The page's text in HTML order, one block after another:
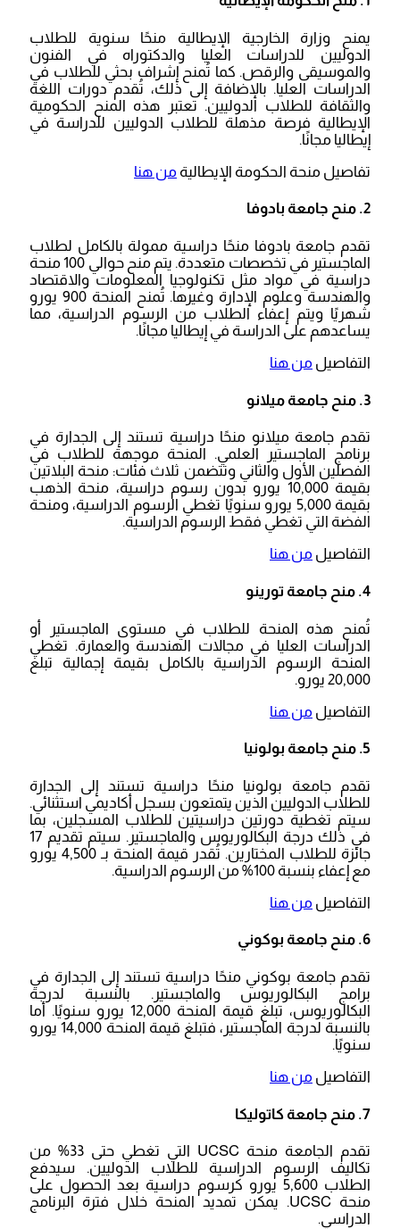
يمنح وزارة الخارجية الإيطالية منحًا سنوية للطلاب
الدوليين للدراسات العليا والدكتوراه في الفنون
والموسيقى والرقص. كما تُمنح إشراف بحثي للطلاب في
الدراسات العليا. بالإضافة إلى ذلك، تُقدم دورات اللغة
والثقافة للطلاب الدوليين. تعتبر هذه المنح الحكومية
الإيطالية فرصة مذهلة للطلاب الدوليين للدراسة في
إيطاليا مجانًا.
تفاصيل منحة الحكومة الإيطالية من هنا
2. منح جامعة بادوفا
تقدم جامعة بادوفا منحًا دراسية ممولة بالكامل لطلاب
الماجستير في تخصصات متعددة. يتم منح حوالي 100 منحة
دراسية في مواد مثل تكنولوجيا المعلومات والاقتصاد
والهندسة وعلوم الإدارة وغيرها. تُمنح المنحة 900 يورو
شهريًا ويتم إعفاء الطلاب من الرسوم الدراسية، مما
يساعدهم على الدراسة في إيطاليا مجانًا.
التفاصيل من هنا
3. منح جامعة ميلانو
تقدم جامعة ميلانو منحًا دراسية تستند إلى الجدارة في
برنامج الماجستير العلمي. المنحة موجهة للطلاب في
الفصلين الأول والثاني وتتضمن ثلاث فئات: منحة البلاتين
بقيمة 10,000 يورو بدون رسوم دراسية، منحة الذهب
بقيمة 5,000 يورو سنويًا تغطي الرسوم الدراسية، ومنحة
الفضة التي تغطي فقط الرسوم الدراسية.
التفاصيل من هنا
4. منح جامعة تورينو
تُمنح هذه المنحة للطلاب في مستوى الماجستير أو
الدراسات العليا في مجالات الهندسة والعمارة. تغطي
المنحة الرسوم الدراسية بالكامل بقيمة إجمالية تبلغ
20,000 يورو.
التفاصيل من هنا
5. منح جامعة بولونيا
تقدم جامعة بولونيا منحًا دراسية تستند إلى الجدارة
للطلاب الدوليين الذين يتمتعون بسجل أكاديمي استثنائي.
سيتم تغطية دورتين دراسيتين للطلاب المسجلين، بما
في ذلك درجة البكالوريوس والماجستير. سيتم تقديم 17
جائزة للطلاب المختارين. تُقدر قيمة المنحة بـ 4,500 يورو
مع إعفاء بنسبة 100% من الرسوم الدراسية.
التفاصيل من هنا
6. منح جامعة بوكوني
تقدم جامعة بوكوني منحًا دراسية تستند إلى الجدارة في
برامج البكالوريوس والماجستير. بالنسبة لدرجة
البكالوريوس، تبلغ قيمة المنحة 12,000 يورو سنويًا. أما
بالنسبة لدرجة الماجستير، فتبلغ قيمة المنحة 14,000 يورو
سنويًا.
التفاصيل من هنا
7. منح جامعة كاتوليكا
تقدم الجامعة منحة UCSC التي تغطي حتى 33% من
تكاليف الرسوم الدراسية للطلاب الدوليين. سيدفع
الطلاب 5,600 يورو كرسوم دراسية بعد الحصول على
منحة UCSC. يمكن تمديد المنحة خلال فترة البرنامج
الدراسي.